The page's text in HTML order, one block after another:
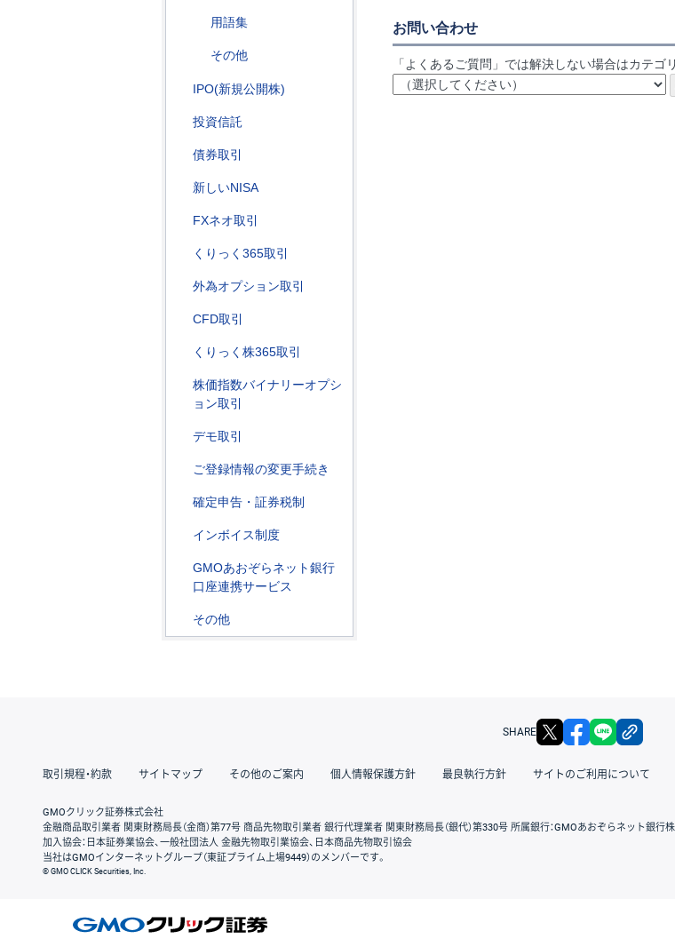
用語集
その他
IPO(新規公開株)
投資信託
債券取引
新しいNISA
FXネオ取引
くりっく365取引
外為オプション取引
CFD取引
くりっく株365取引
株価指数バイナリーオプシ
ョン取引
デモ取引
ご登録情報の変更手続き
確定申告・証券税制
インボイス制度
GMOあおぞらネット銀行
口座連携サービス
その他
お問い合わせ
「よくあるご質問」では解決しない場合はカテ
SHARE X facebook
取引規程・約款 サイトマップ その他のご案内 個人情報保護方針 最良執行方針 サイトのご利用について
GMOクリック証券株式会社
金融商品取引業者 関東財務局長（金商）第77号 商品先物取引業者 銀行代理業者 関東財務局長（銀代）第330号 所属銀行：GMOあおぞらネット銀行
加入協会：日本証券業協会、一般社団法人 金融先物取引業協会、日本商品先物取引協会
当社はGMOインターネットグループ（東証プライム上場9449）のメンバーです。
© GMO CLICK Securities, Inc.